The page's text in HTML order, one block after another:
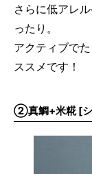
さらに低アレ
ったり。
アクティブで
ススメです！
②真鯛+米糀 [シ